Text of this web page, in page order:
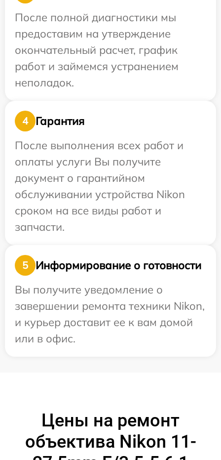
После полной диагностики мы
предоставим на утверждение
окончательный расчет, график
работ и займемся устранением
неполадок.
4
Гарантия
После выполнения всех работ и
оплаты услуги Вы получите
документ о гарантийном
обслуживании устройства Nikon
сроком на все виды работ и
запчасти.
5
Информирование о готовности
Вы получите уведомление о
завершении ремонта техники Nikon,
и курьер доставит ее к вам домой
или в офис.
Цены на ремонт
объектива Nikon 11-